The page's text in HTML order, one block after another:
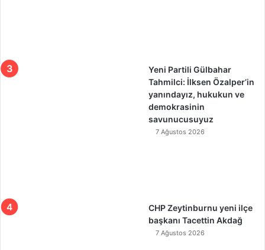
Yeni Partili Gülbahar
Tahmilci: İlksen Özalper’in
yanındayız, hukukun ve
demokrasinin
savunucusuyuz
7 Ağustos 2026
CHP Zeytinburnu yeni ilçe
başkanı Tacettin Akdağ
7 Ağustos 2026